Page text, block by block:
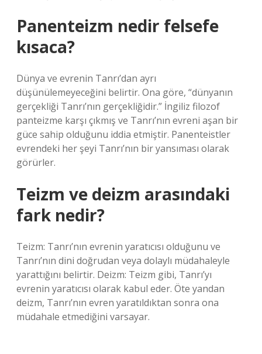
Panenteizm nedir felsefe
kısaca?
Dünya ve evrenin Tanrı’dan ayrı
düşünülemeyeceğini belirtir. Ona göre, “dünyanın
gerçekliği Tanrı’nın gerçekliğidir.” İngiliz filozof
panteizme karşı çıkmış ve Tanrı’nın evreni aşan bir
güce sahip olduğunu iddia etmiştir. Panenteistler
evrendeki her şeyi Tanrı’nın bir yansıması olarak
görürler.
Teizm ve deizm arasındaki
fark nedir?
Teizm: Tanrı’nın evrenin yaratıcısı olduğunu ve
Tanrı’nın dini doğrudan veya dolaylı müdahaleyle
yarattığını belirtir. Deizm: Teizm gibi, Tanrı’yı ​​
evrenin yaratıcısı olarak kabul eder. Öte yandan
deizm, Tanrı’nın evren yaratıldıktan sonra ona
müdahale etmediğini varsayar.